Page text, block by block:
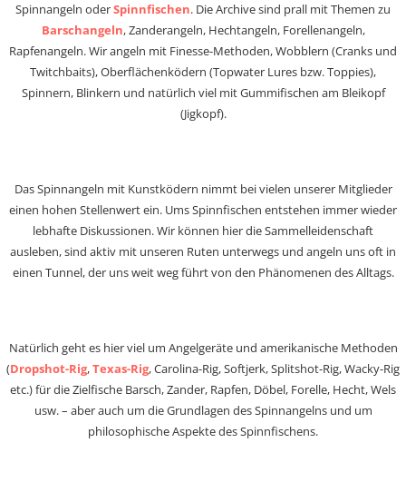
Spinnangeln oderSpinnfischen. Die Archive sind prall mit Themen zu
Barschangeln, Zanderangeln, Hechtangeln, Forellenangeln,
Rapfenangeln. Wir angeln mit Finesse-Methoden, Wobblern (Cranks und
Twitchbaits), Oberflächenködern (Topwater Lures bzw. Toppies),
Spinnern, Blinkern und natürlich viel mit Gummifischen am Bleikopf
(Jigkopf).
Das Spinnangeln mit Kunstködern nimmt bei vielen unserer Mitglieder
einen hohen Stellenwert ein. Ums Spinnfischen entstehen immer wieder
lebhafte Diskussionen. Wir können hier die Sammelleidenschaft
ausleben, sind aktiv mit unseren Ruten unterwegs und angeln uns oft in
einen Tunnel, der uns weit weg führt von den Phänomenen des Alltags.
Natürlich geht es hier viel um Angelgeräte und amerikanische Methoden
(Dropshot-Rig,Texas-Rig, Carolina-Rig, Softjerk, Splitshot-Rig, Wacky-Rig
etc.) für die Zielfische Barsch, Zander, Rapfen, Döbel, Forelle, Hecht, Wels
usw. – aber auch um die Grundlagen des Spinnangelns und um
philosophische Aspekte des Spinnfischens.